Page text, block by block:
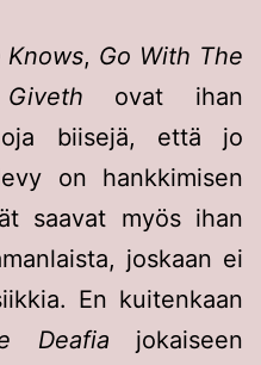
Knows, Go With The
ovat ihan
biisejä, että jo
on hankkimisen
saavat myös ihan
joskaan ei
En kuitenkaan
Deafia jokaiseen